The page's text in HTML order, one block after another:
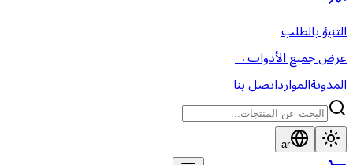
التنبؤ بالطلب
عرض جميع الأدوات→
المدونةالموارداتصل بنا
ar